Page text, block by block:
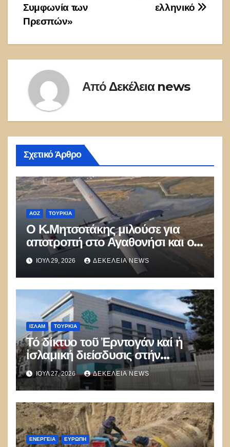
ελληνικό
Συμφωνία των
Πρεσπών»
Από Δεκέλεια news
Σχετικό Άρθρο
ΑΟΖ ΤΟΥΡΚΊΑ
Ο Κ.Μητσοτάκης μιλούσε για
αποτροπή στο Αγαθονήσι και οι
Τούρκοι παραβίαζαν με ΑΦΝΣ
και drone
ΙΟΎΛ 29, 2026 ΔΕΚΈΛΕΙΑ NEWS
ΙΣΛΑΜ ΤΟΥΡΚΊΑ
Τό δίκτυο τοῦ Ἐρντογάν καί ἡ
ἰσλαμική διείσδυσις στήν
Εὐρώπη
ΙΟΎΛ 27, 2026 ΔΕΚΈΛΕΙΑ NEWS
ΕΝΈΡΓΕΙΑ ΕΥΡΏΠΗ